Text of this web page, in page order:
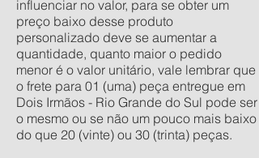
influenciar no valor, para se obter um
preço baixo desse produto
personalizado deve se aumentar a
quantidade, quanto maior o pedido
menor é o valor unitário, vale lembrar que
o frete para 01 (uma) peça entregue em
Dois Irmãos - Rio Grande do Sul pode ser
o mesmo ou se não um pouco mais baixo
do que 20 (vinte) ou 30 (trinta) peças.